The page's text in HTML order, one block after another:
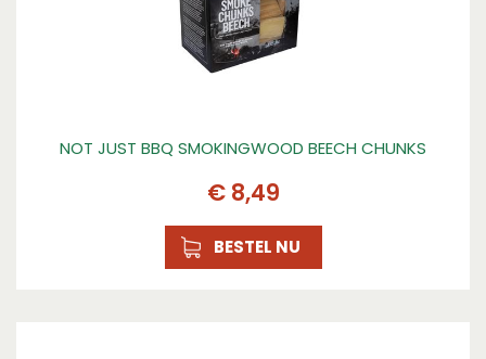
NOT JUST BBQ SMOKINGWOOD BEECH CHUNKS
€ 8,49
BESTEL NU